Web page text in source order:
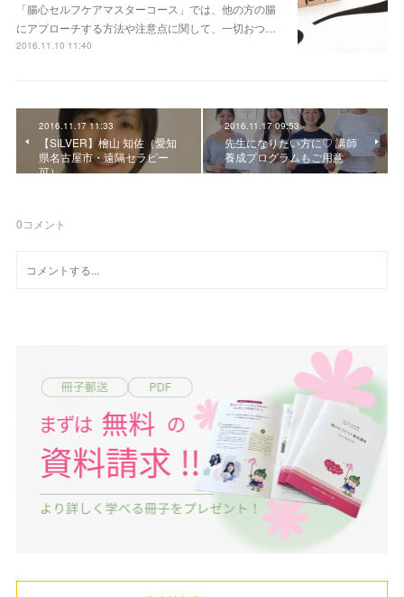
「腸心セルフケアマスターコース」では、他の方の腸
にアプローチする方法や注意点に関して、一切おつ…
2016.11.10 11:40
2016.11.17 11:33
【SILVER】檜山 知佐（愛知
県名古屋市・遠隔セラピー
可）
2016.11.17 09:53
先生になりたい方に♡ 講師
養成プログラムもご用意
0コメント